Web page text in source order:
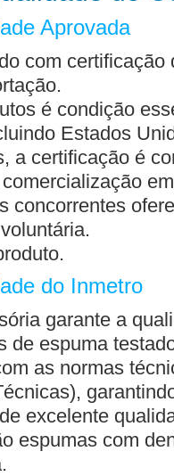
Aprovada
com certificação
é condição
Estados
a certificação é
concorrentes
do Inmetro
garante a
de espuma
as normas
excelente
espumas com